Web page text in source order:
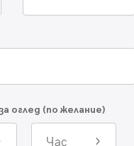
оглед (по желание)
Час